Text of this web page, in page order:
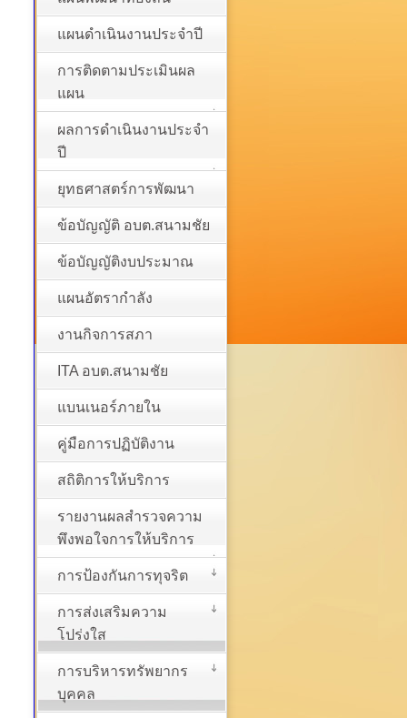
แผนดำเนินงานประจำปี
การติดตามประเมินผล
แผน
ผลการดำเนินงานประจำ
ปี
ยุทธศาสตร์การพัฒนา
ข้อบัญญัติ อบต.สนามชัย
ข้อบัญญัติงบประมาณ
แผนอัตรากำลัง
งานกิจการสภา
ITA อบต.สนามชัย
แบนเนอร์ภายใน
คู่มือการปฏิบัติงาน
สถิติการให้บริการ
รายงานผลสำรวจความ
พึงพอใจการให้บริการ
การป้องกันการทุจริต
การส่งเสริมความ
โปร่งใส
การบริหารทรัพยากร
บุคคล